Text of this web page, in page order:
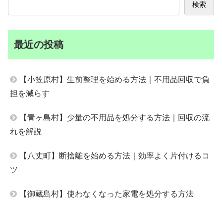
検索
最近の投稿
【小笠原村】生前整理を始める方法｜不用品回収で負
担を減らす
【青ヶ島村】少量の不用品を処分する方法｜回収の流
れを解説
【八丈町】断捨離を始める方法｜効率よく片付けるコ
ツ
【御蔵島村】使わなくなった家電を処分する方法